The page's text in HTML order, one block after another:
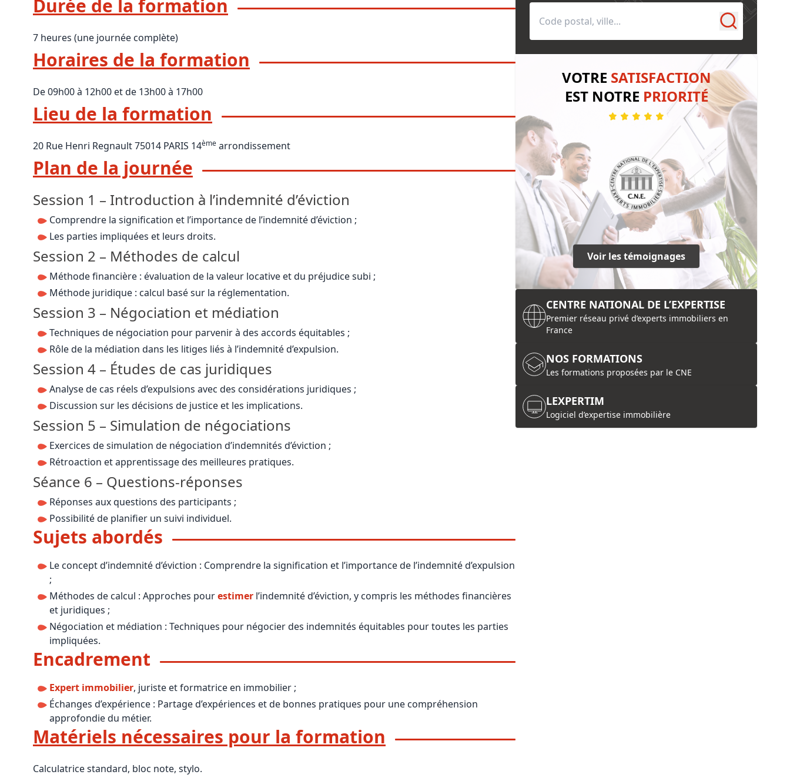
Durée de la formation
7 heures (une journée complète)
Horaires de la formation
De 09h00 à 12h00 et de 13h00 à 17h00
Lieu de la formation
20 Rue Henri Regnault 75014 PARIS 14ème arrondissement
Plan de la journée
Session 1 – Introduction à l’indemnité d’éviction
Comprendre la signification et l’importance de l’indemnité d’éviction ;
Les parties impliquées et leurs droits.
Session 2 – Méthodes de calcul
Méthode financière : évaluation de la valeur locative et du préjudice subi ;
Méthode juridique : calcul basé sur la réglementation.
Session 3 – Négociation et médiation
Techniques de négociation pour parvenir à des accords équitables ;
Rôle de la médiation dans les litiges liés à l’indemnité d’expulsion.
Session 4 – Études de cas juridiques
Analyse de cas réels d’expulsions avec des considérations juridiques ;
Discussion sur les décisions de justice et les implications.
Session 5 – Simulation de négociations
Exercices de simulation de négociation d’indemnités d’éviction ;
Rétroaction et apprentissage des meilleures pratiques.
Séance 6 – Questions-réponses
Réponses aux questions des participants ;
Possibilité de planifier un suivi individuel.
Sujets abordés
Le concept d’indemnité d’éviction : Comprendre la signification et l’importance de l’indemnité d’expulsion
;
Méthodes de calcul : Approches pourestimer l’indemnité d’éviction, y compris les méthodes financières
et juridiques ;
Négociation et médiation : Techniques pour négocier des indemnités équitables pour toutes les parties
impliquées.
Encadrement
Expert immobilier, juriste et formatrice en immobilier ;
Échanges d’expérience : Partage d’expériences et de bonnes pratiques pour une compréhension
approfondie du métier.
Matériels nécessaires pour la formation
Calculatrice standard, bloc note, stylo.
VOTRE SATISFACTION
EST NOTRE PRIORITÉ
Voir les témoignages
CENTRE NATIONAL DE L’EXPERTISE
Premier réseau privé d’experts immobiliers en
France
NOS FORMATIONS
Les formations proposées par le CNE
LEXPERTIM
Logiciel d’expertise immobilière